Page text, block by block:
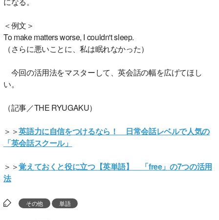
＜例文＞
To make matters worse, I couldn't sleep.
（さらに悪いことに、私は眠れなかった）
今回の活用法をマスターして、英会話の幅を広げてほし
い。
（記事／THE RYUGAKU）
＞＞英語力に自信をつけるなら！ 日常会話レベルで人気の
「英会話スクール」
＞＞覚えておくと役に立つ【英単語】 「free」の7つの活用
法
その他 単語